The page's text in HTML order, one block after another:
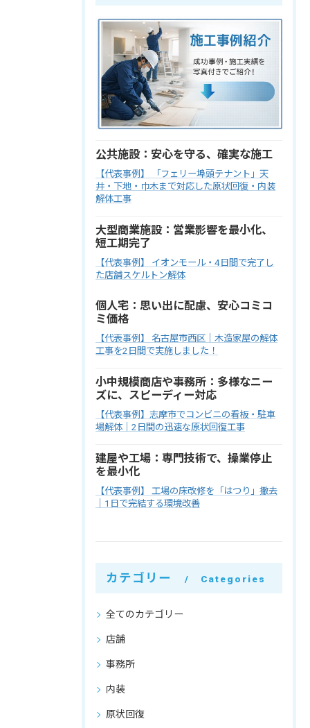
公共施設：安心を守る、確実な施工
【代表事例】 「フェリー埠頭テナント」天
井・下地・巾木まで対応した原状回復・内装
解体工事
大型商業施設：営業影響を最小化、
短工期完了
【代表事例】 イオンモール・4日間で完了し
た店舗スケルトン解体
個人宅：思い出に配慮、安心コミコ
ミ価格
【代表事例】 名古屋市西区｜木造家屋の解体
工事を2日間で実施しました！
小中規模商店や事務所：多様なニー
ズに、スピーディー対応
【代表事例】志摩市でコンビニの看板・駐車
場解体｜2日間の迅速な原状回復工事
建屋や工場：専門技術で、操業停止
を最小化
【代表事例】 工場の床改修を「はつり」撤去
｜1日で完結する環境改善
カテゴリー Categories
全てのカテゴリー
店舗
事務所
内装
原状回復